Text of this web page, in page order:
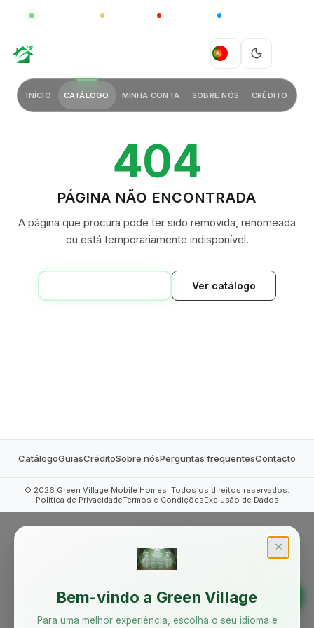
GLOBAL CHINA
PT
INÍCIO CATÁLOGO MINHA CONTA SOBRE NÓS CRÉDITO
404
PÁGINA NÃO ENCONTRADA
A página que procura pode ter sido removida, renomeada
ou está temporariamente indisponível.
Ver catálogo
CatálogoGuiasCréditoSobre nósPerguntas frequentesContacto
© 2026 Green Village Mobile Homes. Todos os direitos reservados.
Política de PrivacidadeTermos e CondiçõesExclusão de Dados
✕
Bem-vindo a Green Village
Para uma melhor experiência, escolha o seu idioma e